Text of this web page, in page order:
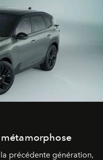
précédente génération,